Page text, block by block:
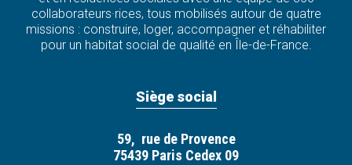
collaborateurs·rices, tous mobilisés autour de quatre
missions : construire, loger, accompagner et réhabiliter
pour un habitat social de qualité en Île-de-France.
Siège social
59, rue de Provence
75439 Paris Cedex 09